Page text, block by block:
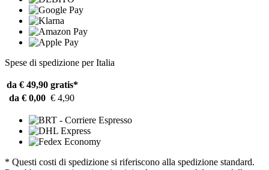
Spese di spedizione per Italia
da € 49,90 gratis*
da € 0,00 € 4,90
* Questi costi di spedizione si riferiscono alla spedizione standard.